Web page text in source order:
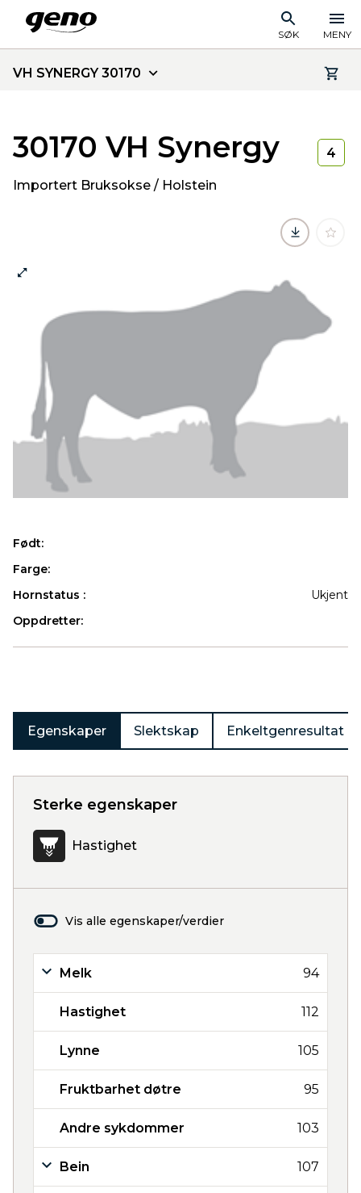
SØK MENY
VH SYNERGY 30170
30170 VH Synergy
Importert Bruksokse / Holstein
4
Født:
Farge:
Hornstatus :
Ukjent
Oppdretter:
Egenskaper Slektskap Enkeltgenresultat
Sterke egenskaper
Hastighet
Vis alle egenskaper/verdier
Melk 94
Hastighet 112
Lynne 105
Fruktbarhet døtre 95
Andre sykdommer 103
Bein 107